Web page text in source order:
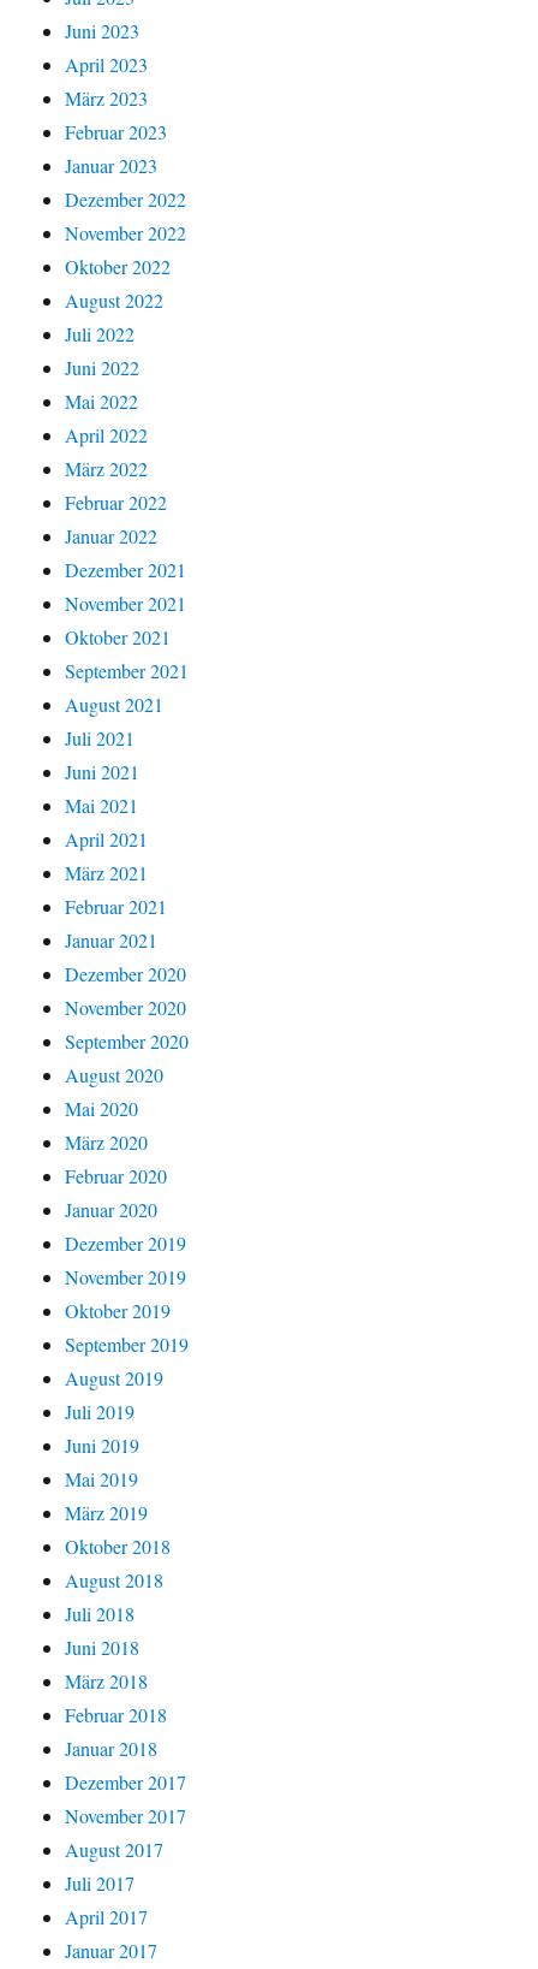
Juni 2023
April 2023
März 2023
Februar 2023
Januar 2023
Dezember 2022
November 2022
Oktober 2022
August 2022
Juli 2022
Juni 2022
Mai 2022
April 2022
März 2022
Februar 2022
Januar 2022
Dezember 2021
November 2021
Oktober 2021
September 2021
August 2021
Juli 2021
Juni 2021
Mai 2021
April 2021
März 2021
Februar 2021
Januar 2021
Dezember 2020
November 2020
September 2020
August 2020
Mai 2020
März 2020
Februar 2020
Januar 2020
Dezember 2019
November 2019
Oktober 2019
September 2019
August 2019
Juli 2019
Juni 2019
Mai 2019
März 2019
Oktober 2018
August 2018
Juli 2018
Juni 2018
März 2018
Februar 2018
Januar 2018
Dezember 2017
November 2017
August 2017
Juli 2017
April 2017
Januar 2017